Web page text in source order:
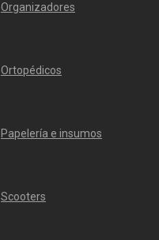
Organizadores
Ortopédicos
Papelería e insumos
Scooters